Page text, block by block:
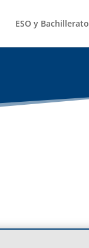
ESO y Bachillerato